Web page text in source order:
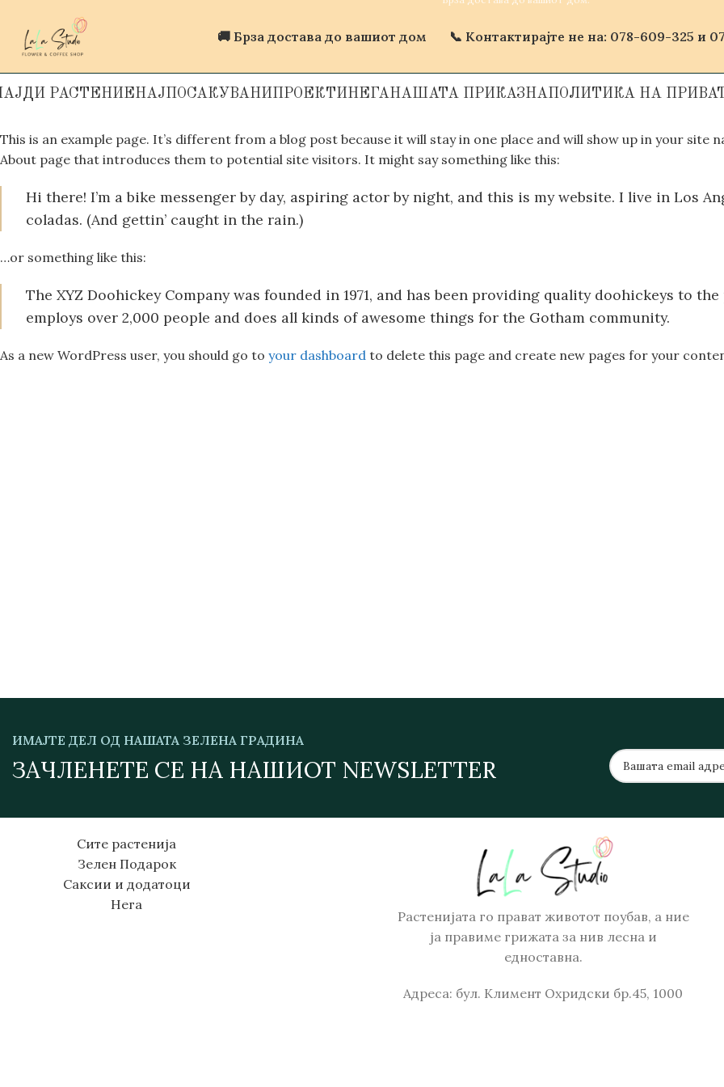
🚚 Брза достава до вашиот дом 📞 Контактирајте не на: 078-609-325 и
РАСТЕНИЕ НАЈПОСАКУВАНИ ПРОЕКТИ НЕГА НАШАТА ПРИКАЗНА ПОЛИТИКА НА
This is an example page. It’s different from a blog post because it will stay in one place and will show up in your
About page that introduces them to potential site visitors. It might say something like this:
Hi there! I’m a bike messenger by day, aspiring actor by night, and this is my website. I live in Los
coladas. (And gettin’ caught in the rain.)
…or something like this:
The XYZ Doohickey Company was founded in 1971, and has been providing quality doohickeys to
employs over 2,000 people and does all kinds of awesome things for the Gotham community.
As a new WordPress user, you should go to your dashboard to delete this page and create new pages for your
ИМАЈТЕ ДЕЛ ОД НАШАТА ЗЕЛЕНА ГРАДИНА
ЗАЧЛЕНЕТЕ СЕ НА НАШИОТ NEWSLETTER
Сите растенија
Зелен Подарок
Саксии и додатоци
Нега
Растенијата го прават животот поубав, а ние
ја правиме грижата за нив лесна и
едноставна.
Адреса: бул. Климент Охридски бр.45, 1000